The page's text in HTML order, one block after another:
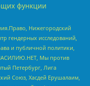
функции
Нижегородский
гендерных исследований,
и публичной политики,
Мы против
Петербург, Лига
Союз, Хасдей Ерушалаим,